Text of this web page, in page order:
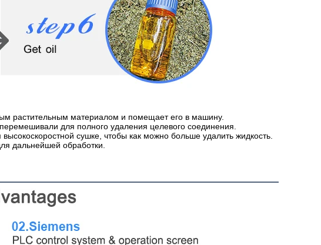
растительным материалом и помещает его в машину.
для полного удаления целевого соединения.
сушке, чтобы как можно больше удалить жидкость.
дальнейшей обработки.